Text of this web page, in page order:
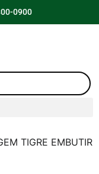
0900
TIGRE EMBUTIR